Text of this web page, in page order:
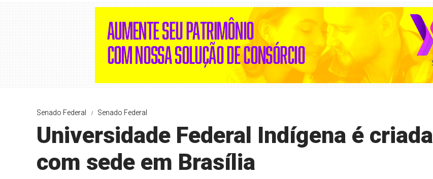
Senado Federal Senado Federal
Universidade Federal Indígena é criada
com sede em Brasília